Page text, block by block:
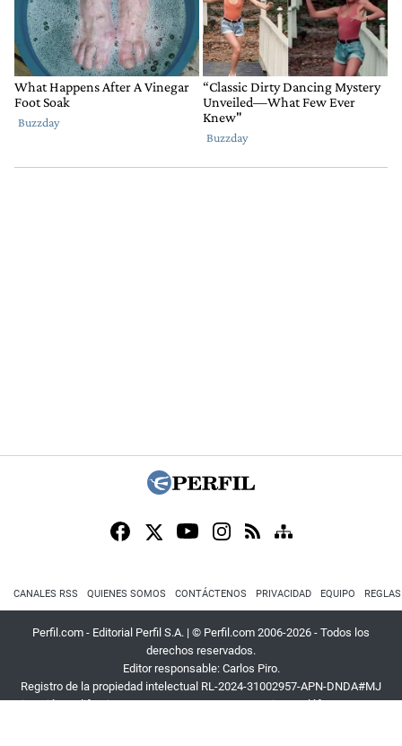
CANALES RSS QUIENES SOMOS CONTÁCTENOS PRIVACIDAD EQUIPO
Perfil.com - Editorial Perfil S.A. | © Perfil.com 2006-2026 - Todos los
derechos reservados.
Editor responsable: Carlos Piro.
Registro de la propiedad intelectual RL-2024-31002957-APN-DNDA#MJ
Dirección:California 2715,C1289ABI,CABA, Argentina| Teléfono:+54 9 11